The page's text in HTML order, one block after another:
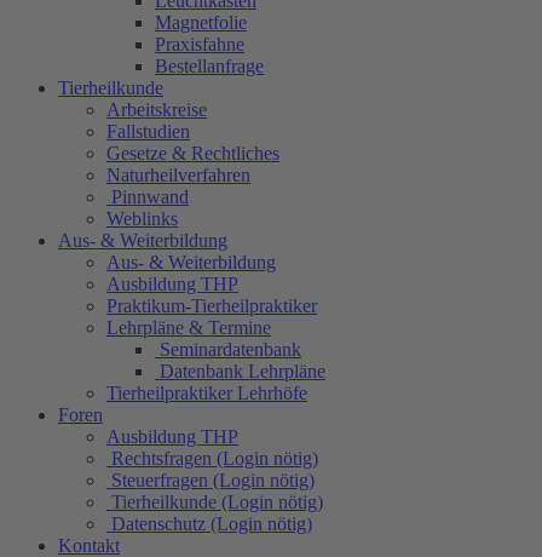
Magnetfolie
Praxisfahne
Bestellanfrage
Tierheilkunde
Arbeitskreise
Fallstudien
Gesetze & Rechtliches
Naturheilverfahren
Pinnwand
Weblinks
Aus- & Weiterbildung
Aus- & Weiterbildung
Ausbildung THP
Praktikum-Tierheilpraktiker
Lehrpläne & Termine
Seminardatenbank
Datenbank Lehrpläne
Tierheilpraktiker Lehrhöfe
Foren
Ausbildung THP
Rechtsfragen (Login nötig)
Steuerfragen (Login nötig)
Tierheilkunde (Login nötig)
Datenschutz (Login nötig)
Kontakt